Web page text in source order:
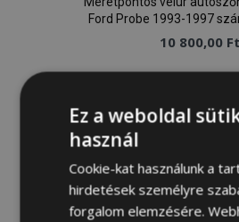
Ford Probe 1993-1997
10 800,00 Ft
Ez a weboldal
használ
Cookie-kat használunk a
hirdetések személyre
forgalom elemzésére.